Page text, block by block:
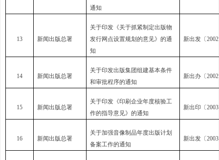
通知
13 新闻出版总署
关于印发《关于抓紧制定出版物
发行网点设置规划的意见》的通
知
新出发〔
14 新闻出版总署
关于印发出版集团组建基本条件
和审批程序的通知
新出办〔
15 新闻出版总署
关于印发《印刷企业年度核验工
作的指导意见》的通知
新出印〔
16 新闻出版总署
关于加强音像制品年度出版计划
备案工作的通知
新出发〔